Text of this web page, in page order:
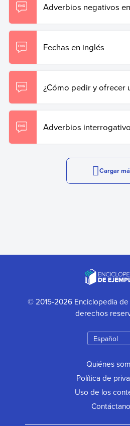
Adverbios negativos
Fechas en inglés
¿Cómo pedir y ofrecer
Adverbios
Cargar
© 2015-2026 Enciclopedia de
derechos
Quiénes
Política de
Uso de los